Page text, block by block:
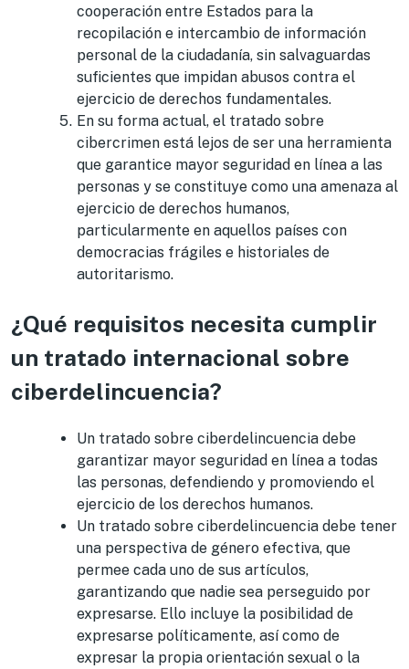
cooperación entre Estados para la
recopilación e intercambio de información
personal de la ciudadanía, sin salvaguardas
suficientes que impidan abusos contra el
ejercicio de derechos fundamentales.
En su forma actual, el tratado sobre
cibercrimen está lejos de ser una herramienta
que garantice mayor seguridad en línea a las
personas y se constituye como una amenaza al
ejercicio de derechos humanos,
particularmente en aquellos países con
democracias frágiles e historiales de
autoritarismo.
¿Qué requisitos necesita cumplir
un tratado internacional sobre
ciberdelincuencia?
Un tratado sobre ciberdelincuencia debe
garantizar mayor seguridad en línea a todas
las personas, defendiendo y promoviendo el
ejercicio de los derechos humanos.
Un tratado sobre ciberdelincuencia debe tener
una perspectiva de género efectiva, que
permee cada uno de sus artículos,
garantizando que nadie sea perseguido por
expresarse. Ello incluye la posibilidad de
expresarse políticamente, así como de
expresar la propia orientación sexual o la